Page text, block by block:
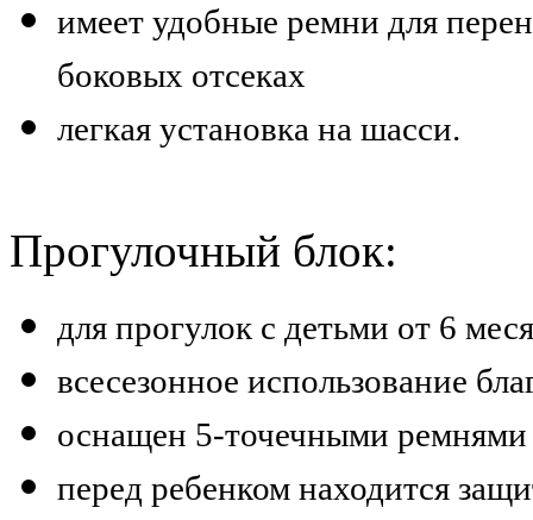
имеет удобные ремни для
боковых отсеках
легкая установка на шасси.
Прогулочный блок:
для прогулок с детьми от 6
всесезонное использование
оснащен 5-точечными ремнями
перед ребенком находится